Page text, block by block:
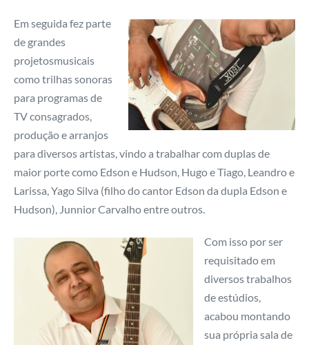
Em seguida fez parte
de grandes
projetosmusicais
como trilhas sonoras
para programas de
TV consagrados,
produção e arranjos
para diversos artistas, vindo a trabalhar com duplas de
maior porte como Edson e Hudson, Hugo e Tiago, Leandro e
Larissa, Yago Silva (filho do cantor Edson da dupla Edson e
Hudson), Junnior Carvalho entre outros.
Com isso por ser
requisitado em
diversos trabalhos
de estúdios,
acabou montando
sua própria sala de